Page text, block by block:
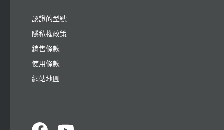
認證的型號
隱私權政策
銷售條款
使用條款
網站地圖